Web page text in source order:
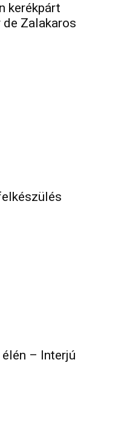
kerékpárt
Zalakaros
– Interjú